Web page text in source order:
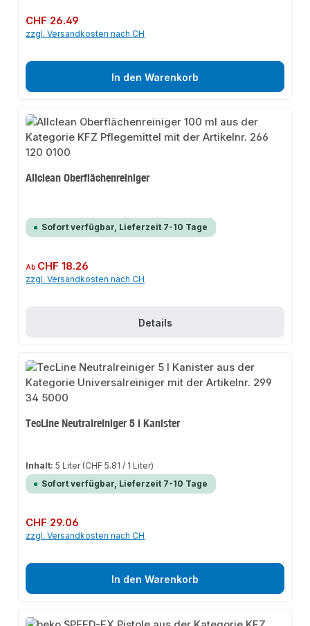
Regulärer Preis:
CHF 26.49
zzgl. Versandkosten nach CH
In den Warenkorb
Allclean Oberflächenreiniger
Sofort verfügbar, Lieferzeit 7-10 Tage
Regulärer Preis:
Ab CHF 18.26
zzgl. Versandkosten nach CH
Details
TecLine Neutralreiniger 5 l Kanister
Inhalt:5 Liter (CHF 5.81 / 1 Liter)
Sofort verfügbar, Lieferzeit 7-10 Tage
Regulärer Preis:
CHF 29.06
zzgl. Versandkosten nach CH
In den Warenkorb